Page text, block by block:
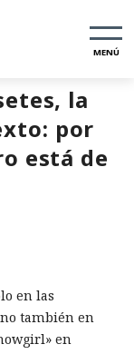
MENÚ
la
por
está de
en las
también en
en